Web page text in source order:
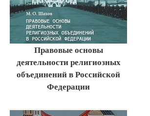
Правовые основы
деятельности религиозных
объединений в Российской
Федерации